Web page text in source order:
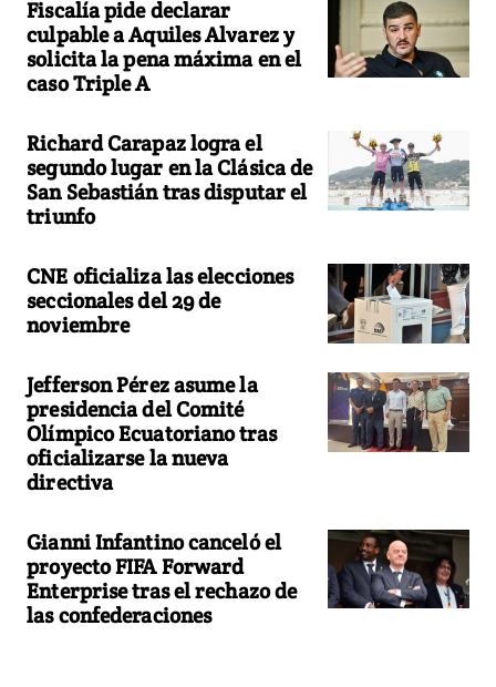
Fiscalía pide declarar
culpable a Aquiles Alvarez y
solicita la pena máxima en el
caso Triple A
Richard Carapaz logra el
segundo lugar en la Clásica de
San Sebastián tras disputar el
triunfo
CNE oficializa las elecciones
seccionales del 29 de
noviembre
Jefferson Pérez asume la
presidencia del Comité
Olímpico Ecuatoriano tras
oficializarse la nueva
directiva
Gianni Infantino canceló el
proyecto FIFA Forward
Enterprise tras el rechazo de
las confederaciones